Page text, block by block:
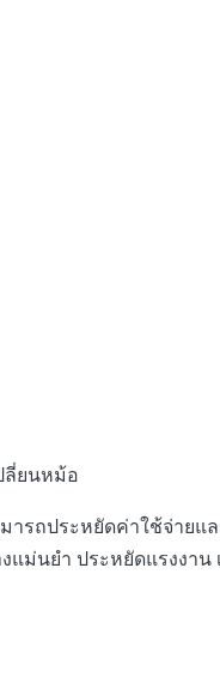
ลี่ยนหม้อ
รถประหยัดค่าใช้จ่ายแ
ม่นยํา ประหยัดแรงงา